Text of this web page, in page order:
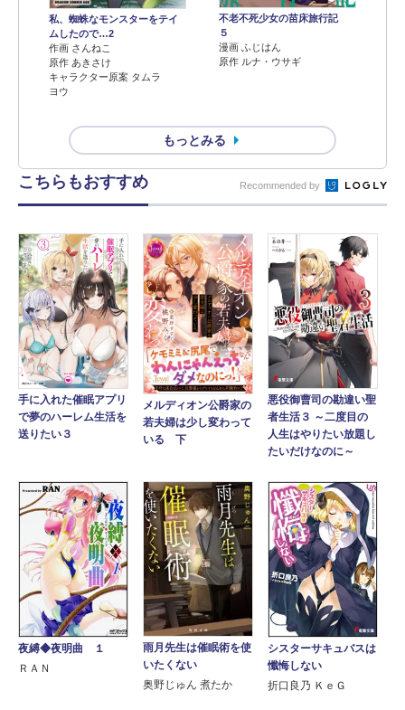
私、蜘蛛なモンスターをテイ
ムしたので…2
作画 さんねこ
原作 あきさけ
キャラクター原案 タムラ
ヨウ
不老不死少女の苗床旅行記
５
漫画 ふじはん
原作 ルナ・ウサギ
もっとみる
こちらもおすすめ Recommended by
手に入れた催眠アプリ
で夢のハーレム生活を
送りたい３
メルディオン公爵家の
若夫婦は少し変わって
いる 下
悪役御曹司の勘違い聖
者生活３ ～二度目の
人生はやりたい放題し
たいだけなのに～
夜縛◆夜明曲 １
ＲＡＮ
雨月先生は催眠術を使
いたくない
奥野じゅん 煮たか
シスターサキュバスは
懺悔しない
折口良乃 ＫｅＧ